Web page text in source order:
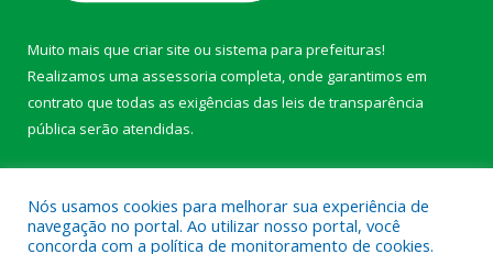
Muito mais que criar site ou sistema para prefeituras!
Realizamos uma assessoria completa, onde garantimos em
contrato que todas as exigências das leis de transparência
pública serão atendidas.
Nós usamos cookies para melhorar sua experiência de
navegação no portal. Ao utilizar nosso portal, você
concorda com a política de monitoramento de cookies.